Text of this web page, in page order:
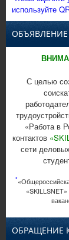
используйте
ОБЪЯВЛЕНИЕ
С целью
«Работа в
контактов
сети
*
ОБРАЩЕНИЕ